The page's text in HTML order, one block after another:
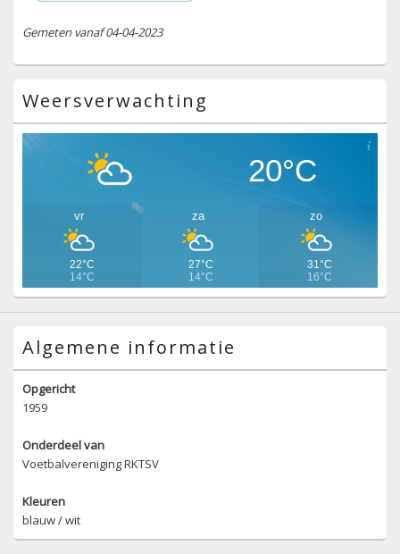
Gemeten vanaf 04-04-2023
Weersverwachting
20°C
vr
22°C
14°C
za
27°C
14°C
zo
31°C
16°C
Algemene informatie
Opgericht
1959
Onderdeel van
Voetbalvereniging RKTSV
Kleuren
blauw / wit